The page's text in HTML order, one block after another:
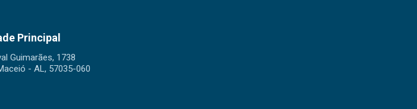
Principal
Guimarães, 1738
- AL, 57035-060